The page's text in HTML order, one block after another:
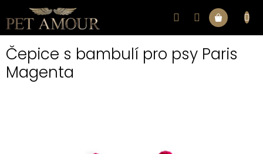
obsah
Nákupní
košík
Čepice s bambulí pro psy Paris
Magenta